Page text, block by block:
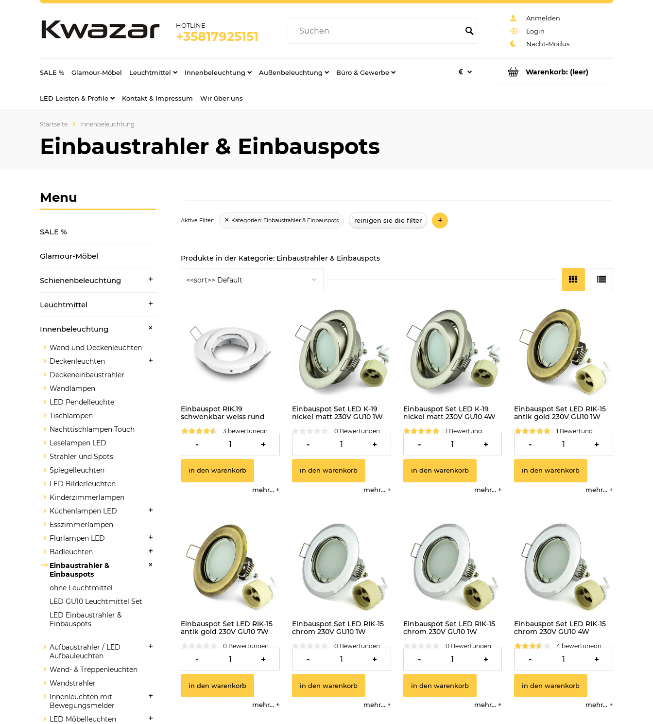
Anmelden
Login
HOTLINE
+35817925151
Warenkorb: (leer)
SALE % Glamour-Möbel Leuchtmittel Innenbeleuchtung Außenbeleuchtung Büro & Gewerbe
LED Leisten & Profile Kontakt & Impressum Wir über uns
Startseite Innenbeleuchtung
Einbaustrahler & Einbauspots
Menu
SALE %
Glamour-Möbel
Schienenbeleuchtung
Leuchtmittel
Innenbeleuchtung
Wand und Deckenleuchten
Deckenleuchten
Deckeneinbaustrahler
Wandlampen
LED Pendelleuchte
Tischlampen
Nachttischlampen Touch
Leselampen LED
Strahler und Spots
Spiegelleuchten
LED Bilderleuchten
Kinderzimmerlampen
Küchenlampen LED
Esszimmerlampen
Flurlampen LED
Badleuchten
Einbaustrahler &
Einbauspots
ohne Leuchtmittel
LED GU10 Leuchtmittel Set
LED Einbaustrahler &
Einbauspots
Aufbaustrahler / LED
Aufbauleuchten
Wand- & Treppenleuchten
Wandstrahler
Innenleuchten mit
Bewegungsmelder
LED Möbelleuchten
Aktive Filter: Kategorien: Einbaustrahler & Einbauspots reinigen sie die filter +
Einbaustrahler & Einbauspots
Einbauspot RIK.19
schwenkbar weiss rund
3 bewertunegn
2,30 €
- +
in den warenkorb
mehr...
Einbauspot Set LED K-19
nickel matt 230V GU10 1W
0 Bewertungen
2,57 €
- +
in den warenkorb
mehr...
Einbauspot Set LED K-19
nickel matt 230V GU10 4W
1 Bewertung
2,89 €
- +
in den warenkorb
mehr...
Einbauspot Set LED RIK-15
antik gold 230V GU10 1W
1 Bewertung
3,99 €
- +
in den warenkorb
mehr...
Einbauspot Set LED RIK-15
antik gold 230V GU10 7W
0 Bewertungen
3,99 €
- +
in den warenkorb
mehr...
Einbauspot Set LED RIK-15
chrom 230V GU10 1W
0 Bewertungen
3,99 €
- +
in den warenkorb
mehr...
Einbauspot Set LED RIK-15
chrom 230V GU10 1W
0 Bewertungen
3,99 €
- +
in den warenkorb
mehr...
Einbauspot Set LED RIK-15
chrom 230V GU10 4W
4 bewertunegn
3,99 €
- +
in den warenkorb
mehr...